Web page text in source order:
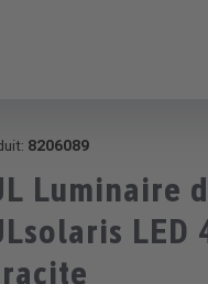
8206089
Luminaire
LED